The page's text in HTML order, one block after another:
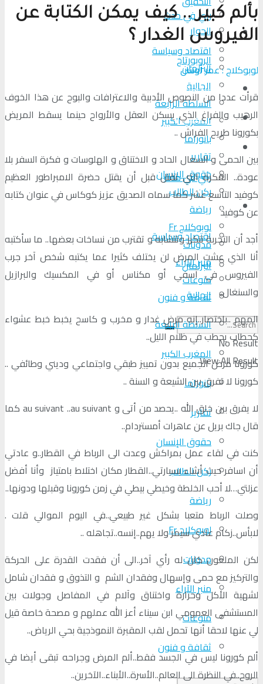
رأي في حدث
المزيد
اقتصاد وسياسة
البرلمان
الجالية
السلطة الرابعة
المغرب الكبير
بانوراما
تقارير
حقوق الإنسان
ركن الطالب
رياضة
لوبوكلاج Fr
مدونات
منبر الآراء
منوعات
ثقافة و فنون
No Result
View All Result
الحوار
الروبورتاج
تحلیل الأحداث
من عين المكان
لوبوكلاج TV
رأي في حدث
المزيد
اقتصاد وسياسة
البرلمان
الجالية
السلطة الرابعة
المغرب الكبير
بانوراما
تقارير
حقوق الإنسان
ركن الطالب
رياضة
لوبوكلاج Fr
مدونات
منبر الآراء
منوعات
ثقافة و فنون
بألم كبير .. كيف يمكن الكتابة عن
الفيروس الغدار ؟
لوبوكلاج : عمر أوشن
قرأت عددا من النصوص الأدبية والاعترافات والبوح عن هذا الخوف
الرهيب والفراغ الذي يسكن العقل والأرواح حينما يسقط المريض
بكورونا طريح الفراش ..
بين الحمى و السعال الحاد و الاختناق و الهلوسات و فكرة السفر بلا
عودة.. الفكرة التي تقتل قبل أن يقتل حضرة الامبراطور العظيم
كوفيد التاسع عشر كما سماه الصديق عزيز كوكاس في عنوان كتابه
عن كوفيد
أجد أن التجربة تتكرر وتتشابه و تقترب من نساخات بعضها.. ما سأكتبه
أنا الذي عشت المرض لن يختلف كثيرا عما يكتبه شخص آخر جرب
الفيروس في آسفي أو مكناس أو في المكسيك والبرازيل
والسنغال..
المهم ..باختصار..إنه مرض غدار و مخرب و كاسح يخبط خبط عشواء
كحطاب يحطب في ظلام الليل..
كورونا مرض الجميع بدون تمييز طبقي واجتماعي وديني وطائفي ..
كورونا لا تفرق بين الشيعة و السنة ..
لا يفرق بين خلق الله ..يحصد من أتى و au suivant ..au suivant كما
قال جاك بريل عن عاهرات أمستردام..
كنت في لقاء عمل بمراكش وعدت الى الرباط في القطار..و عادتي
أن اسافر حيث أشاء بسيارتي..القطار مكان اختلاط بامتياز وأنا أفضل
عزلتي…لا أحب الخلطة وخيطي بيطي في زمن كورونا وقبلها ودونها..
وصلت الرباط متعبا بشكل غير طبيعي..في اليوم الموالي قلت .
لابأس..زكام عادي سيمر ولا يهم..إنسه..تجاهله ..
لكن الملعون كان له رأي آخر..الى أن فقدت القدرة على الحركة
والتركيز مع حمى وإسهال وفقدان الشم و التذوق و فقدان شامل
لشهية الأكل وحرارة واختناق وآلام في المفاصل وجولات بين
المستشفى العمومي ابن سيناء أعز الله عملهم و مصحة خاصة قيل
لي عنها لاحقا أنها تحمل لقب المقبرة النموذجية بحي الرياض..
ألم كورونا ليس في الجسد فقط..ألم المرض وجراحه تبقى أيضا في
الروح..في النظرة الى العالم..الأسرة..الأبناء..الآخرين..